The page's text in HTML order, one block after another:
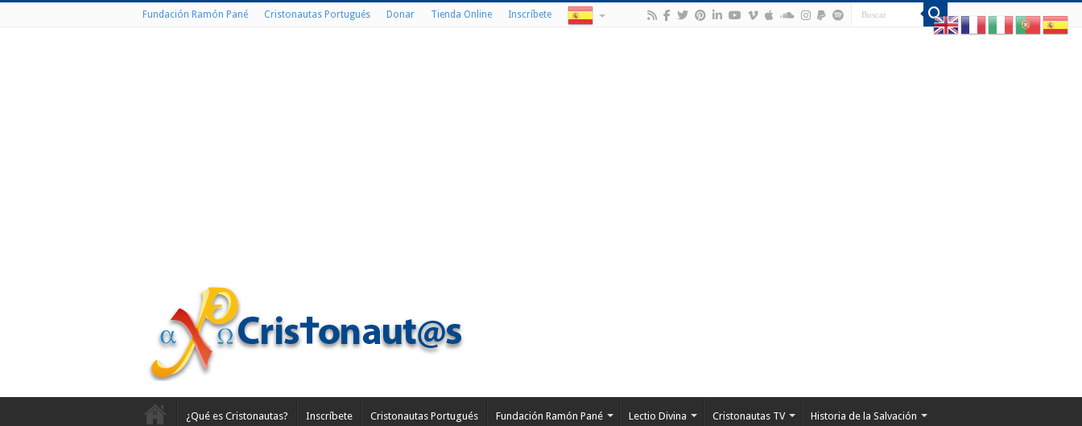
Fundación Ramón Pané Cristonautas Portugués Donar Tienda Online Inscríbete
¿Qué es Cristonautas? Inscríbete Cristonautas Portugués Fundación Ramón Pané Lectio Divina Cristonautas TV Historia de la Salvación